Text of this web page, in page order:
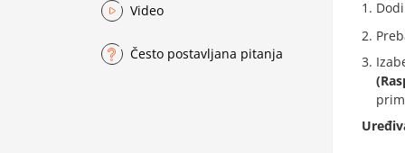
Video
Često postavljana pitanja